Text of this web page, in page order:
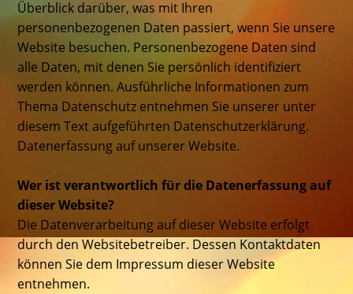
Überblick darüber, was mit Ihren
personenbezogenen Daten passiert, wenn Sie unsere
Website besuchen. Personenbezogene Daten sind
alle Daten, mit denen Sie persönlich identifiziert
werden können. Ausführliche Informationen zum
Thema Datenschutz entnehmen Sie unserer unter
diesem Text aufgeführten Datenschutzerklärung.
Datenerfassung auf unserer Website.
Wer ist verantwortlich für die Datenerfassung auf
dieser Website?
Die Datenverarbeitung auf dieser Website erfolgt
durch den Websitebetreiber. Dessen Kontaktdaten
können Sie dem Impressum dieser Website
entnehmen.